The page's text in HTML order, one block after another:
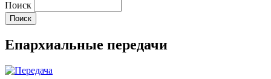
Поиск
Епархиальные передачи